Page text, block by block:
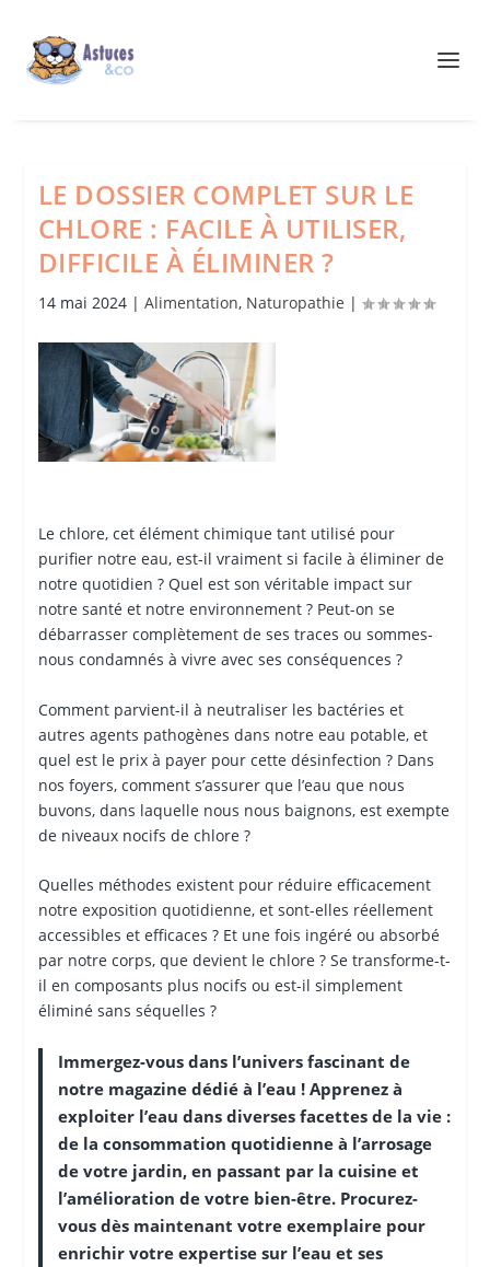
LE DOSSIER COMPLET SUR LE
CHLORE : FACILE À UTILISER,
DIFFICILE À ÉLIMINER ?
14 mai 2024| Alimentation, Naturopathie |
Le chlore, cet élément chimique tant utilisé pour
purifier notre eau, est-il vraiment si facile à éliminer de
notre quotidien ? Quel est son véritable impact sur
notre santé et notre environnement ? Peut-on se
débarrasser complètement de ses traces ou sommes-
nous condamnés à vivre avec ses conséquences ?
Comment parvient-il à neutraliser les bactéries et
autres agents pathogènes dans notre eau potable, et
quel est le prix à payer pour cette désinfection ? Dans
nos foyers, comment s’assurer que l’eau que nous
buvons, dans laquelle nous nous baignons, est exempte
de niveaux nocifs de chlore ?
Quelles méthodes existent pour réduire efficacement
notre exposition quotidienne, et sont-elles réellement
accessibles et efficaces ? Et une fois ingéré ou absorbé
par notre corps, que devient le chlore ? Se transforme-t-
il en composants plus nocifs ou est-il simplement
éliminé sans séquelles ?
Immergez-vous dans l’univers fascinant de
notre magazine dédié à l’eau ! Apprenez à
exploiter l’eau dans diverses facettes de la vie :
de la consommation quotidienne à l’arrosage
de votre jardin, en passant par la cuisine et
l’amélioration de votre bien-être. Procurez-
vous dès maintenant votre exemplaire pour
enrichir votre expertise sur l’eau et ses